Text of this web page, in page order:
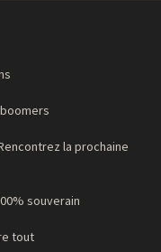
la prochaine
souverain
tout